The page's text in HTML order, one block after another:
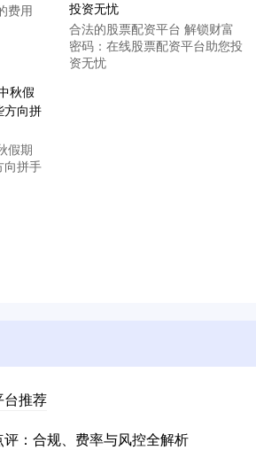
费用
合法的股票配资平台 解锁财富
密码：在线股票配资平台助您投
资无忧
假期
向拼手
台推荐
：合规、费率与风控全解析